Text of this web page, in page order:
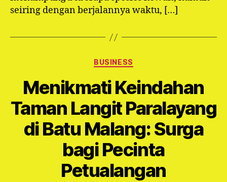
seiring dengan berjalannya waktu, […]
Categories
BUSINESS
Menikmati Keindahan
Taman Langit Paralayang
di Batu Malang: Surga
bagi Pecinta
Petualangan